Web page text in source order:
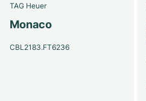
TAG Heuer
Monaco
CBL2183.FT6236